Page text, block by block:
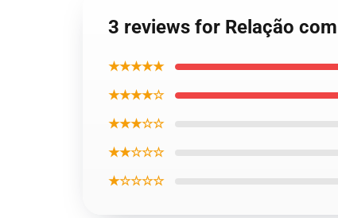
3 reviews for Relação
★★★★★
★★★★☆
★★★☆☆
★★☆☆☆
★☆☆☆☆